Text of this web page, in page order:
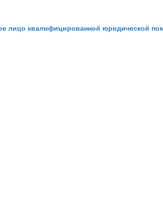
квалифицированной юридической